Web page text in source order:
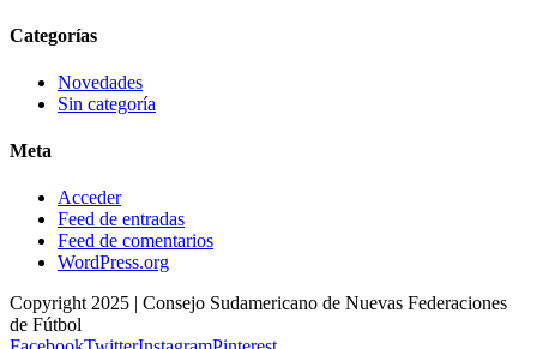
Categorías
Novedades
Sin categoría
Meta
Acceder
Feed de entradas
Feed de comentarios
WordPress.org
Copyright 2025 | Consejo Sudamericano de Nuevas Federaciones
de Fútbol